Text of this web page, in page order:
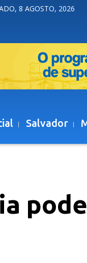
8 AGOSTO, 2026
Salvador